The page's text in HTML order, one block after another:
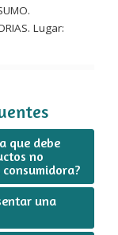
Lugar:
que debe
no
una